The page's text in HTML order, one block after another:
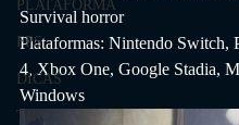
PLATAFORMA
FPS
DICAS
TIRO
Survival horror
Plataformas: Nintendo Switch,
4, Xbox One, Google Stadia,
Windows